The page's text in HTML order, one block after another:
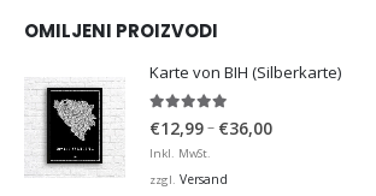
OMILJENI PROIZVODI
Karte von BIH (Silberkarte)
€12,99– €36,00Preisspanne:
Inkl. MwSt.
zzgl. Versand